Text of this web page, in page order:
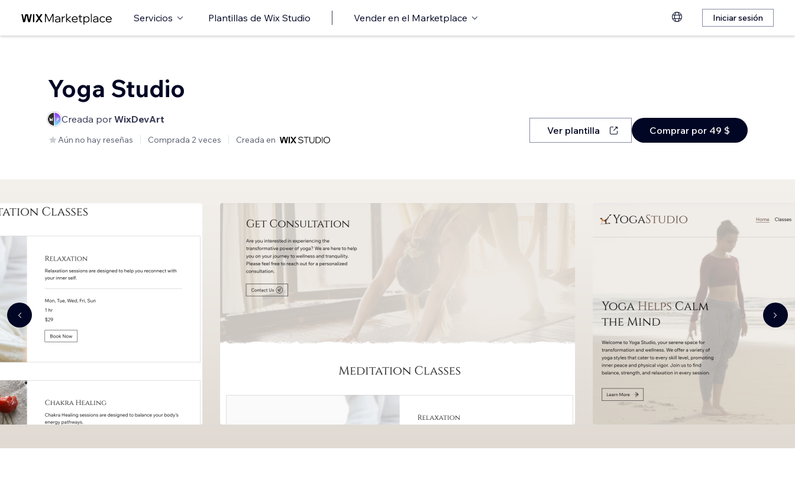
Servicios Plantillas de Wix Studio Vender en el Marketplace Iniciar sesión
Yoga Studio
Creada por WixDevArt
Aún no hay reseñas Comprada 2 veces Creada en
Ver plantilla Comprar por 49 $